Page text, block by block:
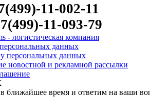
11-002-11
11-093-79
- логистическая компания
данных
персональных данных
новостной и рекламной рассылки
ближайшее время и ответим на ваши